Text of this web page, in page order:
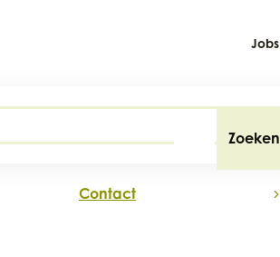
Jobs
Zoeken
Contact